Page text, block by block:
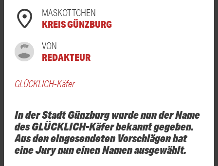
MASKOTTCHEN
KREIS GÜNZBURG
VON
REDAKTEUR
GLÜCKLICH-Käfer
In der Stadt Günzburg wurde nun der Name
des GLÜCKLICH-Käfer bekannt gegeben.
Aus den eingesendeten Vorschlägen hat
eine Jury nun einen Namen ausgewählt.